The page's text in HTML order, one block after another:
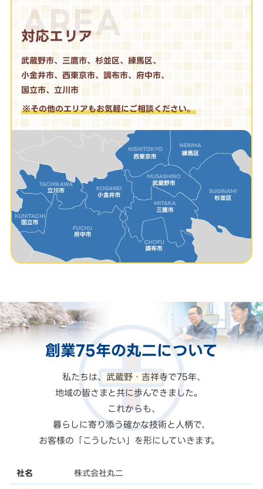
AREA
対応エリア
武蔵野市、三鷹市、杉並区、練馬区、
小金井市、西東京市、調布市、府中市、
国立市、立川市
※その他のエリアもお気軽にご相談ください。
創業75年の丸二について
私たちは、武蔵野・吉祥寺で75年、
地域の皆さまと共に歩んできました。
これからも、
暮らしに寄り添う確かな技術と人柄で、
お客様の「こうしたい」を形にしていきます。
社名 株式会社丸二